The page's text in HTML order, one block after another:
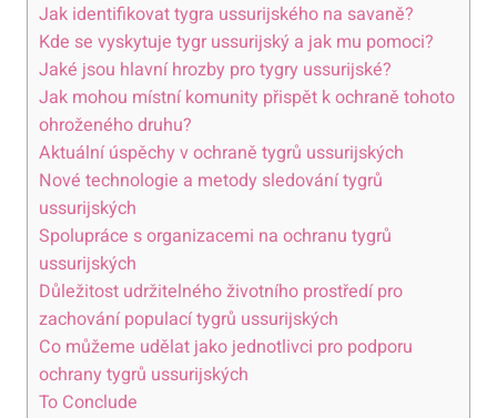
Jak identifikovat tygra ussurijského na savaně?
Kde se vyskytuje tygr ussurijský a jak mu pomoci?
Jaké jsou hlavní hrozby pro tygry ussurijské?
Jak mohou místní komunity přispět k ochraně tohoto
ohroženého druhu?
Aktuální úspěchy v ochraně tygrů ussurijských
Nové technologie a metody sledování tygrů
ussurijských
Spolupráce s organizacemi na ochranu tygrů
ussurijských
Důležitost udržitelného životního prostředí pro
zachování populací tygrů ussurijských
Co můžeme udělat jako jednotlivci pro podporu
ochrany tygrů ussurijských
To Conclude